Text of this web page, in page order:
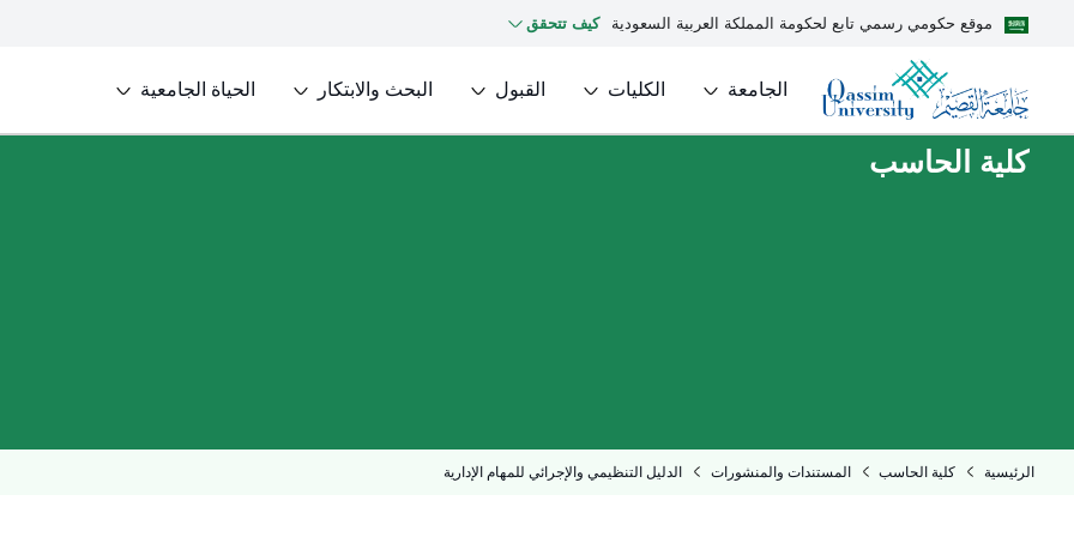
موقع حكومي رسمي تابع لحكومة المملكة العربية السعودية كيف تتحقق
الجامعة الكليات القبول البحث والابتكار الحياة الجامعية
كلية الحاسب
الرئيسية كلية الحاسب المستندات والمنشورات الدليل التنظيمي والإجرائي للمهام الإدارية